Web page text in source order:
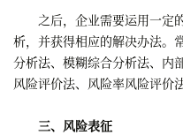
之后，企业需要运用一定
析，并获得相应的解决办法。
分析法、模糊综合分析法、内
风险评价法、风险率风险评价法
三、风险表征